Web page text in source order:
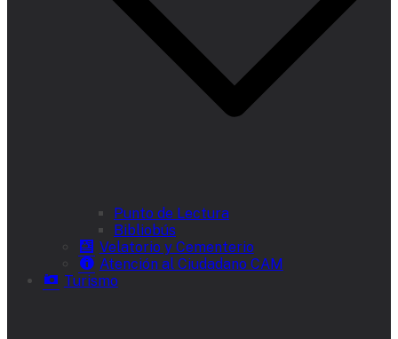
Punto de Lectura
Bibliobús
Velatorio y Cementerio
Atención al Ciudadano CAM
Turismo